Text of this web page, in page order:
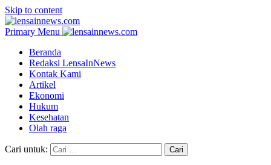
Skip to content
Primary Menu
Beranda
Redaksi LensaInNews
Kontak Kami
Artikel
Ekonomi
Hukum
Kesehatan
Olah raga
Cari untuk: